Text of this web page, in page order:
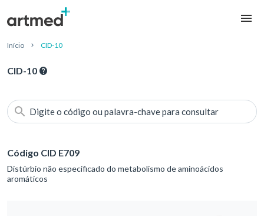
Início CID-10
CID-10
Digite o código ou palavra-chave para consultar
Código CID E709
Distúrbio não especificado do metabolismo de aminoácidos
aromáticos